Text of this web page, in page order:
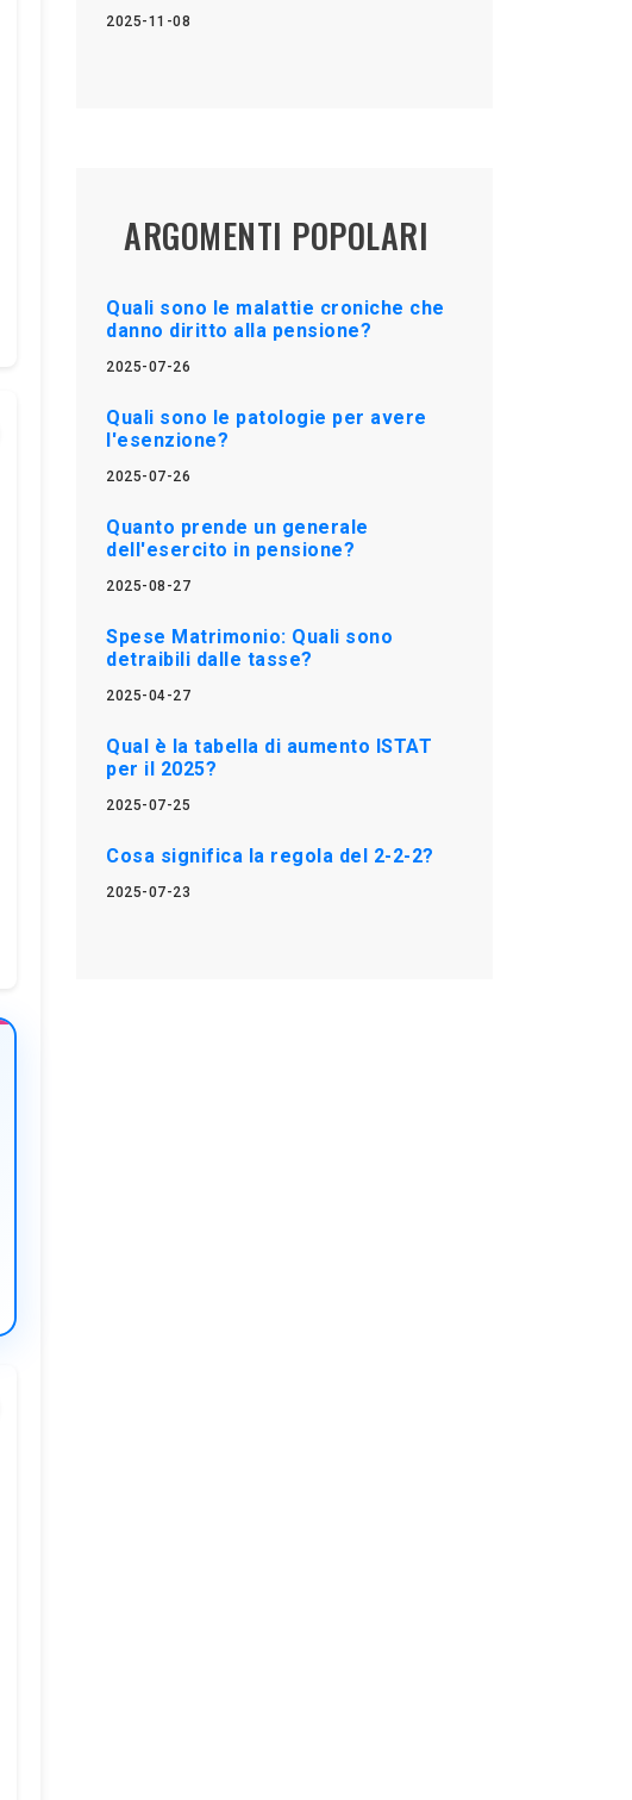
2025-11-08
ARGOMENTI POPOLARI
Quali sono le malattie croniche che
danno diritto alla pensione?
2025-07-26
Quali sono le patologie per avere
l'esenzione?
2025-07-26
Quanto prende un generale
dell'esercito in pensione?
2025-08-27
Spese Matrimonio: Quali sono
detraibili dalle tasse?
2025-04-27
Qual è la tabella di aumento ISTAT
per il 2025?
2025-07-25
Cosa significa la regola del 2-2-2?
2025-07-23